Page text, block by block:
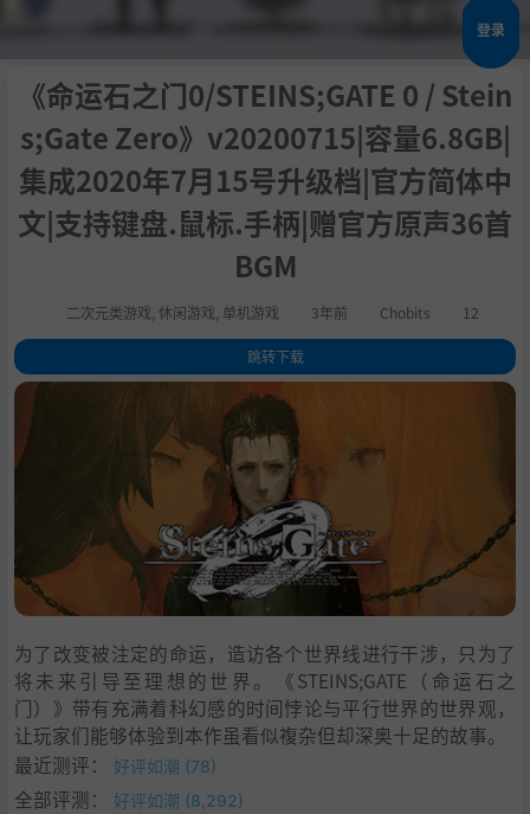
登录
《命运石之门0/STEINS;GATE 0 / Stein
s;Gate Zero》v20200715|容量6.8GB|
集成2020年7月15号升级档|官方简体中
文|支持键盘.鼠标.手柄|赠官方原声36首
BGM
二次元类游戏 休闲游戏 单机游戏 3年前 Chobits 12
跳转下载
1.关于这款游戏
为了改变被注定的命运，造访各个世界线进行干涉，只为了
将未来引导至理想的世界。《STEINS;GATE（命运石之
门）》带有充满着科幻感的时间悖论与平行世界的世界观，
让玩家们能够体验到本作虽看似複杂但却深奥十足的故事。
最近测评：
好评如潮 (78)
全部评测： 好评如潮 (8,292)